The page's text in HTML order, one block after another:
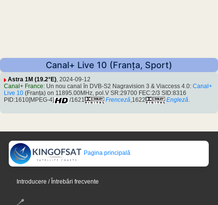
Canal+ Live 10 (Franța, Sport)
Astra 1M (19.2°E), 2024-09-12
Canal+ France: Un nou canal în DVB-S2 Nagravision 3 & Viaccess 4.0: Canal+
Live 10 (Franța) on 11895.00MHz, pol.V SR:29700 FEC:2/3 SID:8316
PID:1610[MPEG-4]
/1621 Frenceză,1622 Engleză.
Pagina principală
Introducere / Întrebări frecvente